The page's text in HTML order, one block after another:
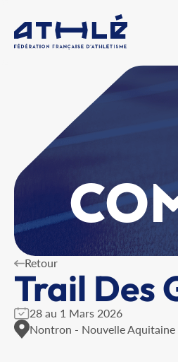
Retour
Trail Des
28 au 1 Mars 2026
Nontron - Nouvelle Aquitaine